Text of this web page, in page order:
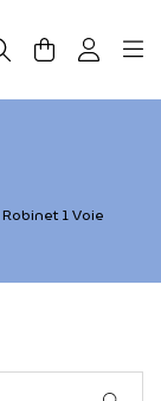
Robinet 1 Voie